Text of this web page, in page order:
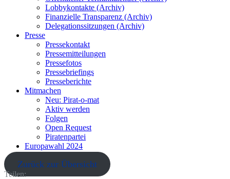
Lobbykontakte (Archiv)
Finanzielle Transparenz (Archiv)
Delegationssitzungen (Archiv)
Presse
Pressekontakt
Pressemitteilungen
Pressefotos
Pressebriefings
Presseberichte
Mitmachen
Neu: Pirat-o-mat
Aktiv werden
Folgen
Open Request
Piratenpartei
Europawahl 2024
Zurück zur Übersicht
Teilen: